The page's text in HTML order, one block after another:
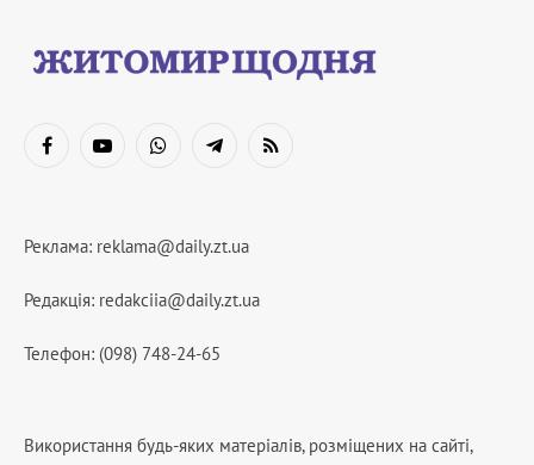
FacebookYouTubeWhatsAppTelegramRSS
Реклама: reklama@daily.zt.ua
Редакція: redakciia@daily.zt.ua
Телефон: (098) 748-24-65
Використання будь-яких матеріалів, розміщених на сайті,